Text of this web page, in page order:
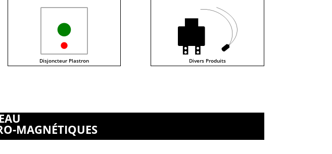
Disjoncteur Plastron Divers Produits
MAGNÉTIQUES